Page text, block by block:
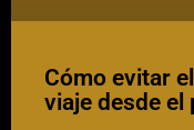
Cómo evitar
viaje desde el